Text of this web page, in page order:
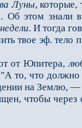
Луны, которые,
этом знали
. И тогда
твое эф.
от Юпитера,
то, что должно
на Землю, —
чтобы через